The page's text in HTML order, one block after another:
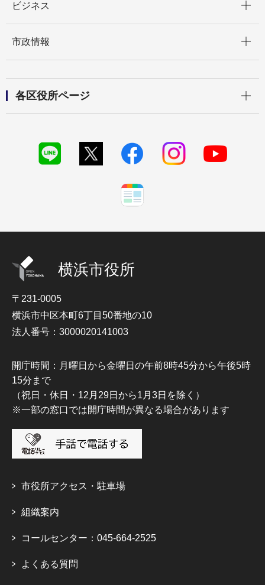
ビジネス
市政情報
各区役所ページ
横浜市役所
〒231-0005
横浜市中区本町6丁目50番地の10
法人番号：3000020141003
開庁時間：月曜日から金曜日の午前8時45分から午後5時
15分まで
（祝日・休日・12月29日から1月3日を除く）
※一部の窓口では開庁時間が異なる場合があります
市役所アクセス・駐車場
組織案内
コールセンター：045-664-2525
よくある質問